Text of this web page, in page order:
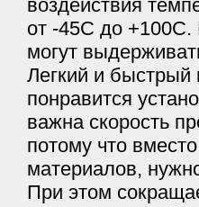
воздействия
от -45С до +100С.
могут
Легкий и
понравится
важна скорость
потому что
материалов,
При этом